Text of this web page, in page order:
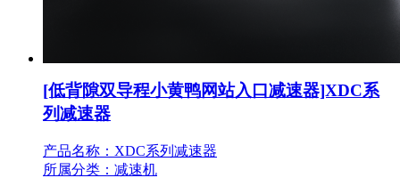
[低背隙双导程小黄鸭网站入口减速器]XDC系
列减速器
产品名称：XDC系列减速器
所属分类：减速机